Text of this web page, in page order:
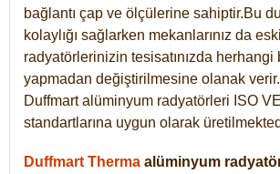
bağlantı çap ve ölçülerine sahiptir.Bu
kolaylığı sağlarken mekanlarınız da
radyatörlerinizin tesisatınızda
yapmadan değiştirilmesine olanak verir.
Duffmart alüminyum radyatörleri ISO
standartlarına uygun olarak
Duffmart Therma alüminyum